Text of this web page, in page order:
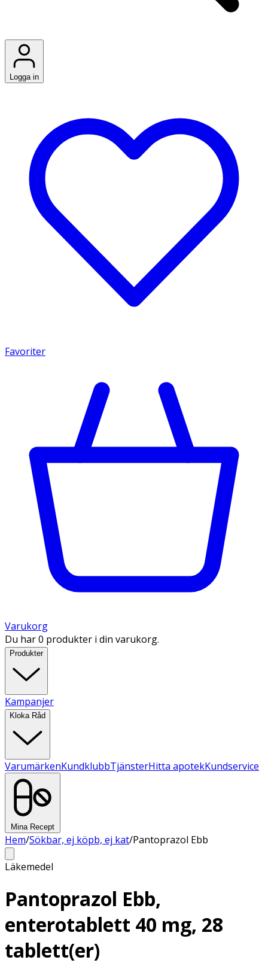
Logga in
Favoriter
Varukorg
Du har 0 produkter i din varukorg.
Produkter
Kampanjer
Kloka Råd
VarumärkenKundklubbTjänsterHitta apotekKundservice
Mina Recept
Hem/Sökbar, ej köpb, ej kat/Pantoprazol Ebb
Läkemedel
Pantoprazol Ebb,
enterotablett 40 mg, 28
tablett(er)